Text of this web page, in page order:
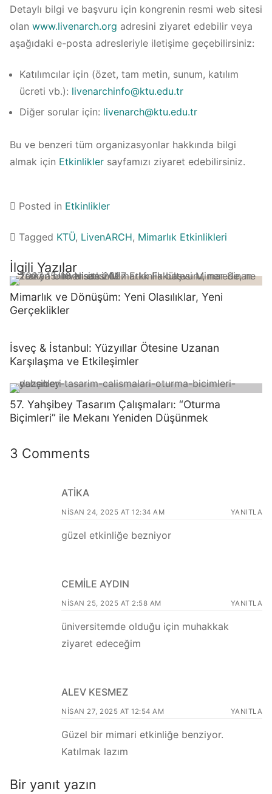
Detaylı bilgi ve başvuru için kongrenin resmi web sitesi
olan www.livenarch.org adresini ziyaret edebilir veya
aşağıdaki e-posta adresleriyle iletişime geçebilirsiniz:
Katılımcılar için (özet, tam metin, sunum, katılım
ücreti vb.): livenarchinfo@ktu.edu.tr
Diğer sorular için: livenarch@ktu.edu.tr
Bu ve benzeri tüm organizasyonlar hakkında bilgi
almak için Etkinlikler sayfamızı ziyaret edebilirsiniz.
Posted in Etkinlikler
Tagged KTÜ, LivenARCH, Mimarlık Etkinlikleri
İlgili Yazılar
Mimarlık ve Dönüşüm: Yeni Olasılıklar, Yeni
Gerçeklikler
İsveç & İstanbul: Yüzyıllar Ötesine Uzanan
Karşılaşma ve Etkileşimler
57. Yahşibey Tasarım Çalışmaları: “Oturma
Biçimleri” ile Mekanı Yeniden Düşünmek
3 Comments
ATIKA
NISAN 24, 2025 AT 12:34 AM YANITLA
güzel etkinliğe bezniyor
CEMILE AYDIN
NISAN 25, 2025 AT 2:58 AM YANITLA
üniversitemde olduğu için muhakkak
ziyaret edeceğim
ALEV KESMEZ
NISAN 27, 2025 AT 12:54 AM YANITLA
Güzel bir mimari etkinliğe benziyor.
Katılmak lazım
Bir yanıt yazın